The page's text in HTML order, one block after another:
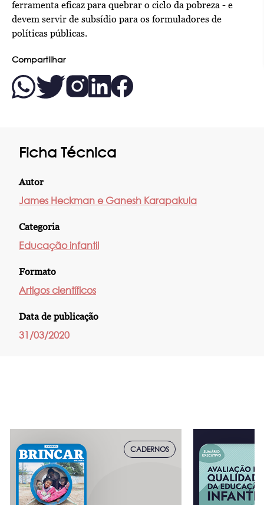
Ficha Técnica
Autor
James Heckman e Ganesh Karapakula
Categoria
Educação infantil
Formato
Artigos científicos
Data de publicação
31/03/2020
ferramenta eficaz para quebrar o ciclo da pobreza - e
devem servir de subsídio para os formuladores de
políticas públicas.
Compartilhar
CADERNOS